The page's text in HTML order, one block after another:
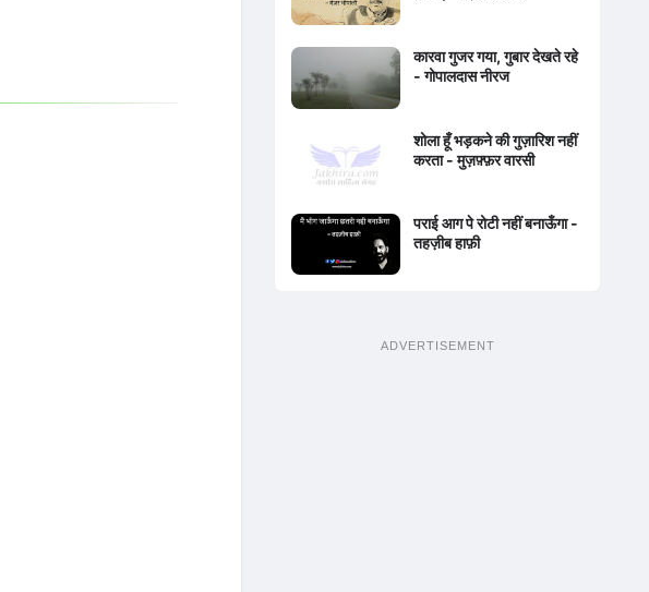
कारवा गुजर गया, गुबार देखते रहे
- गोपालदास नीरज
शोला हूँ भड़कने की गुज़ारिश नहीं
करता - मुज़फ़्फ़र वारसी
पराई आग पे रोटी नहीं बनाऊँगा -
तहज़ीब हाफ़ी
ADVERTISEMENT